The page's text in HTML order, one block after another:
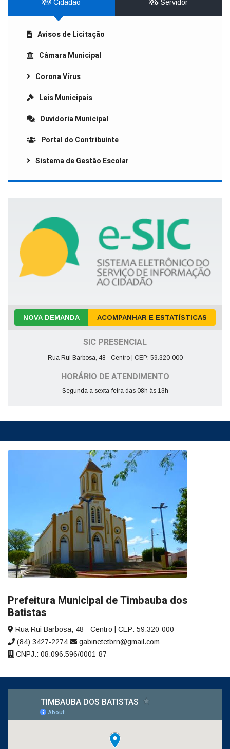
Cidadão Servidor
Avisos de Licitação
Câmara Municipal
Corona Vírus
Leis Municipais
Ouvidoria Municipal
Portal do Contribuinte
Sistema de Gestão Escolar
NOVA DEMANDA ACOMPANHAR E ESTATÍSTICAS
SIC PRESENCIAL
Rua Rui Barbosa, 48 - Centro | CEP: 59.320-000
HORÁRIO DE ATENDIMENTO
Segunda a sexta-feira das 08h às 13h
Prefeitura Municipal de Timbauba dos
Batistas
Rua Rui Barbosa, 48 - Centro | CEP: 59.320-000
(84) 3427-2274
gabinetetbrn@gmail.com
CNPJ.: 08.096.596/0001-87